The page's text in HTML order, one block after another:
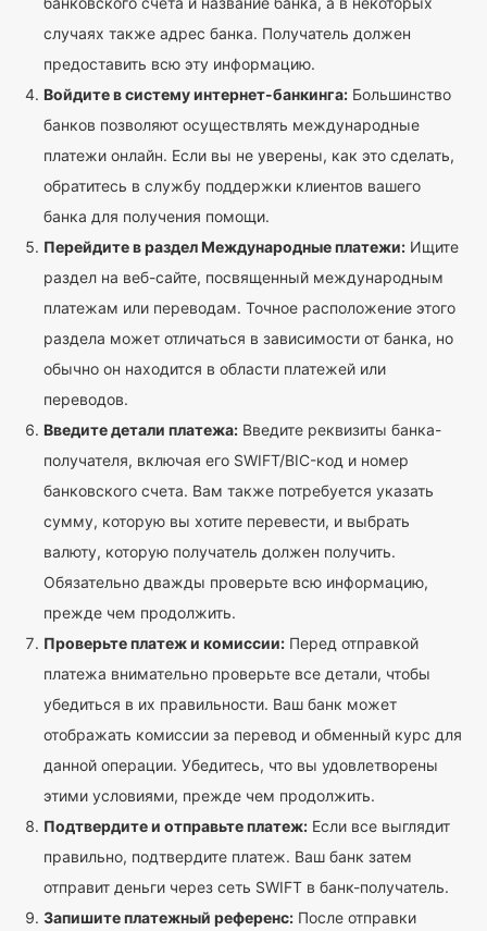
случаях также адрес банка. Получатель должен
предоставить всю эту информацию.
Войдите в систему интернет-банкинга: Большинство
банков позволяют осуществлять международные
платежи онлайн. Если вы не уверены, как это сделать,
обратитесь в службу поддержки клиентов вашего
банка для получения помощи.
Перейдите в раздел Международные платежи: Ищите
раздел на веб-сайте, посвященный международным
платежам или переводам. Точное расположение этого
раздела может отличаться в зависимости от банка, но
обычно он находится в области платежей или
переводов.
Введите детали платежа: Введите реквизиты банка-
получателя, включая его SWIFT/BIC-код и номер
банковского счета. Вам также потребуется указать
сумму, которую вы хотите перевести, и выбрать
валюту, которую получатель должен получить.
Обязательно дважды проверьте всю информацию,
прежде чем продолжить.
Проверьте платеж и комиссии: Перед отправкой
платежа внимательно проверьте все детали, чтобы
убедиться в их правильности. Ваш банк может
отображать комиссии за перевод и обменный курс для
данной операции. Убедитесь, что вы удовлетворены
этими условиями, прежде чем продолжить.
Подтвердите и отправьте платеж: Если все выглядит
правильно, подтвердите платеж. Ваш банк затем
отправит деньги через сеть SWIFT в банк-получатель.
Запишите платежный референс: После отправки